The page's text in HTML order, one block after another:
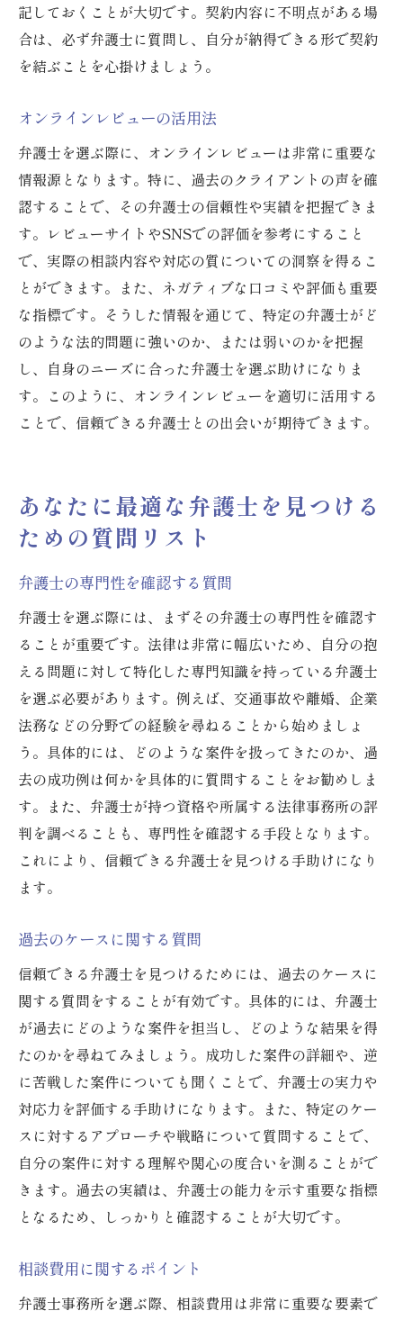
記しておくことが大切です。契約内容に不明点がある場
合は、必ず弁護士に質問し、自分が納得できる形で契約
を結ぶことを心掛けましょう。
オンラインレビューの活用法
弁護士を選ぶ際に、オンラインレビューは非常に重要な
情報源となります。特に、過去のクライアントの声を確
認することで、その弁護士の信頼性や実績を把握できま
す。レビューサイトやSNSでの評価を参考にすること
で、実際の相談内容や対応の質についての洞察を得るこ
とができます。また、ネガティブな口コミや評価も重要
な指標です。そうした情報を通じて、特定の弁護士がど
のような法的問題に強いのか、または弱いのかを把握
し、自身のニーズに合った弁護士を選ぶ助けになりま
す。このように、オンラインレビューを適切に活用する
ことで、信頼できる弁護士との出会いが期待できます。
あなたに最適な弁護士を見つける
ための質問リスト
弁護士の専門性を確認する質問
弁護士を選ぶ際には、まずその弁護士の専門性を確認す
ることが重要です。法律は非常に幅広いため、自分の抱
える問題に対して特化した専門知識を持っている弁護士
を選ぶ必要があります。例えば、交通事故や離婚、企業
法務などの分野での経験を尋ねることから始めましょ
う。具体的には、どのような案件を扱ってきたのか、過
去の成功例は何かを具体的に質問することをお勧めしま
す。また、弁護士が持つ資格や所属する法律事務所の評
判を調べることも、専門性を確認する手段となります。
これにより、信頼できる弁護士を見つける手助けになり
ます。
過去のケースに関する質問
信頼できる弁護士を見つけるためには、過去のケースに
関する質問をすることが有効です。具体的には、弁護士
が過去にどのような案件を担当し、どのような結果を得
たのかを尋ねてみましょう。成功した案件の詳細や、逆
に苦戦した案件についても聞くことで、弁護士の実力や
対応力を評価する手助けになります。また、特定のケー
スに対するアプローチや戦略について質問することで、
自分の案件に対する理解や関心の度合いを測ることがで
きます。過去の実績は、弁護士の能力を示す重要な指標
となるため、しっかりと確認することが大切です。
相談費用に関するポイント
弁護士事務所を選ぶ際、相談費用は非常に重要な要素で